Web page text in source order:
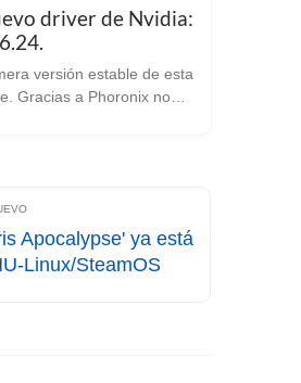
driver de Nvidia:
versión estable de esta
nos
estaban en fase...
Apocalypse' ya está
Linux/SteamOS